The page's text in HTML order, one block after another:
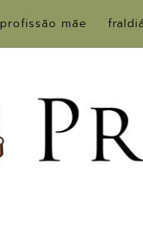
profissão mãe